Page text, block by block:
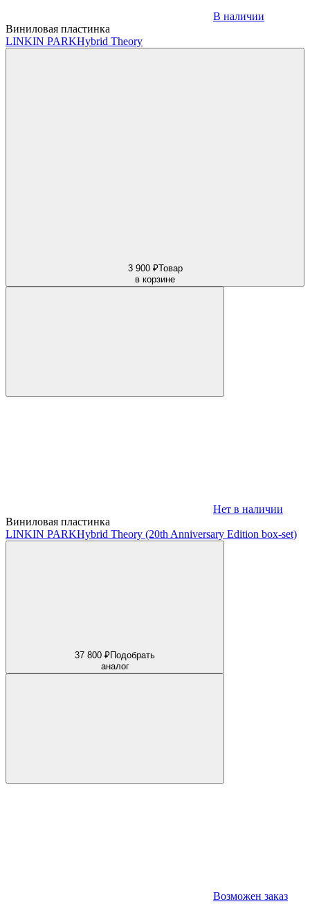
В наличии
Виниловая пластинка
LINKIN PARKHybrid Theory
3 900 ₽Товар
в корзине
Нет в наличии
Виниловая пластинка
LINKIN PARKHybrid Theory (20th Anniversary Edition box-set)
37 800 ₽Подобрать
аналог
Возможен заказ